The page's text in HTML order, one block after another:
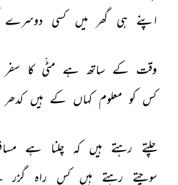
اپنے ہی گھر میں کسی دوسرے
وقت کے ساتھ ہے مٹّی کا سفر
کس کو معلوم کہاں کے ہیں کدھر
چلتے رہتے ہیں کہ چلنا ہے
سوچتے رہتے ہیں کس راہ گزر